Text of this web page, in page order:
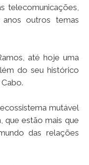
telecomunicações,
outros temas
até hoje uma
do seu histórico
mutável
que estão mais que
das relações